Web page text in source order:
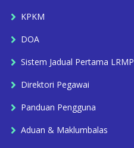
KPKM
DOA
Sistem Jadual Pertama LRMP
Direktori Pegawai
Panduan Pengguna
Aduan & Maklumbalas